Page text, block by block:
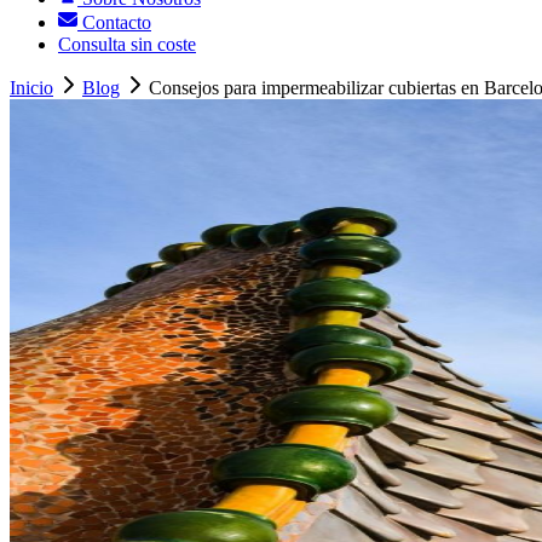
Contacto
Consulta sin coste
Inicio Blog Consejos para impermeabilizar cubiertas en